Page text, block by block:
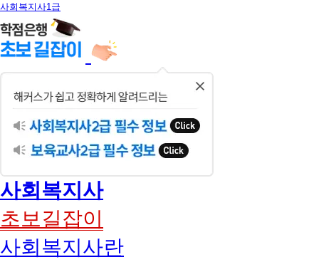
사회복지사1급
사회복지사
초보길잡이
사회복지사란